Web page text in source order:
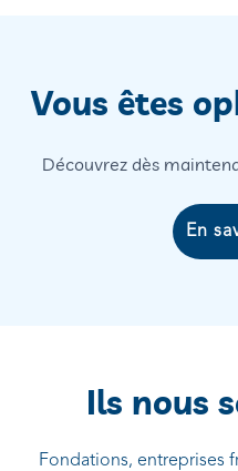
Vous êtes
Découvrez dès
En
Ils nous
Fondations, entreprises